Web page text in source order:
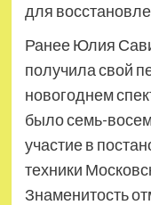
для
Ранее Юлия
получила свой
новогоднем
было семь-
участие в
техники
Знаменитость